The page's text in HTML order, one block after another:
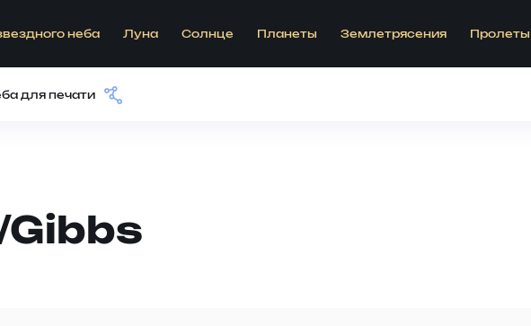
неба Луна Солнце Планеты Землетрясения Пролеты
для печати
Gibbs